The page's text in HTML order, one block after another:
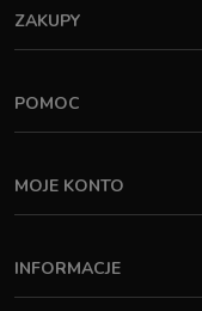
ZAKUPY
POMOC
MOJE KONTO
INFORMACJE